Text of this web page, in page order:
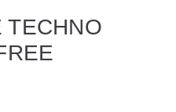
TECHNO